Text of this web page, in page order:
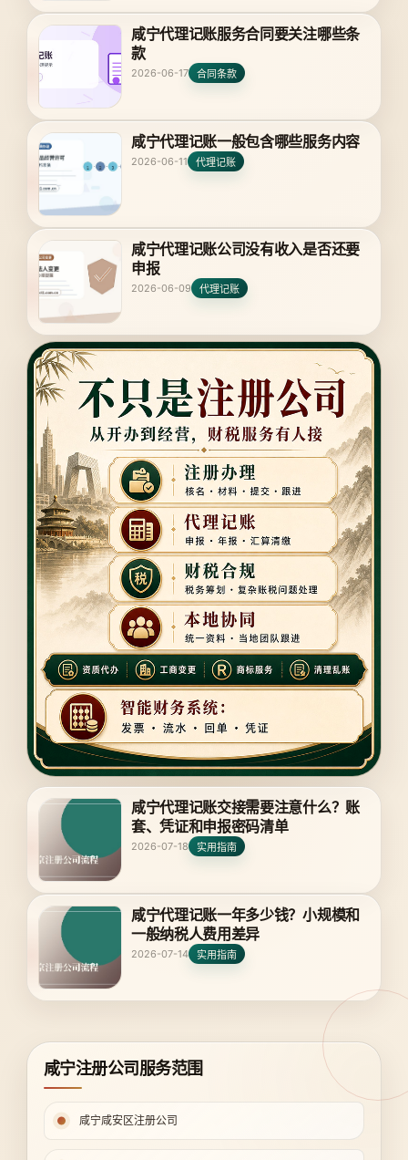
咸宁代理记账服务合同要关注哪些条
款
2026-06-17 合同条款
咸宁代理记账一般包含哪些服务内容
2026-06-11 代理记账
咸宁代理记账公司没有收入是否还要
申报
2026-06-09 代理记账
咸宁代理记账交接需要注意什么？账
套、凭证和申报密码清单
2026-07-18 实用指南
咸宁代理记账一年多少钱？小规模和
一般纳税人费用差异
2026-07-14 实用指南
咸宁注册公司服务范围
咸宁咸安区注册公司